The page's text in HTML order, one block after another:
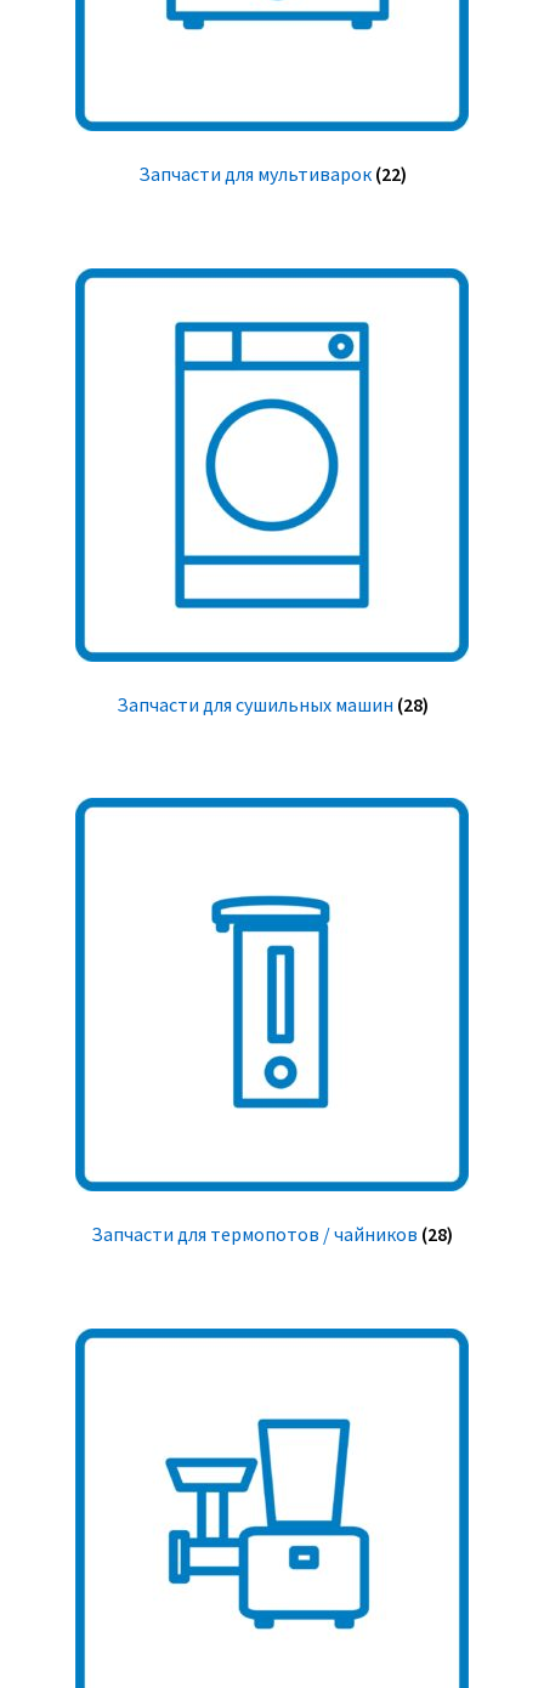
Запчасти для мультиварок (22)
Запчасти для сушильных машин (28)
Запчасти для термопотов / чайников (28)